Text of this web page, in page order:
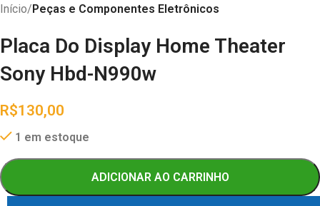
Início Peças e Componentes Eletrônicos
Placa Do Display Home Theater
Sony Hbd-N990w
R$130,00
1 em estoque
ADICIONAR AO CARRINHO